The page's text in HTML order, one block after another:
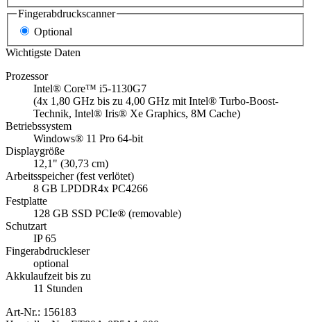
Fingerabdruckscanner
Optional
Wichtigste Daten
Prozessor
Intel® Core™ i5-1130G7
(4x 1,80 GHz bis zu 4,00 GHz mit Intel® Turbo-Boost-
Technik, Intel® Iris® Xe Graphics, 8M Cache)
Betriebssystem
Windows® 11 Pro 64-bit
Displaygröße
12,1" (30,73 cm)
Arbeitsspeicher (fest verlötet)
8 GB LPDDR4x PC4266
Festplatte
128 GB SSD PCIe® (removable)
Schutzart
IP 65
Fingerabdruckleser
optional
Akkulaufzeit bis zu
11 Stunden
Art-Nr.: 156183